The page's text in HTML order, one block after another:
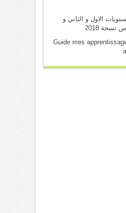
الاول و الثاني و
نسخة 2018
Guide mes